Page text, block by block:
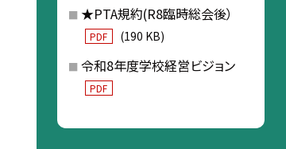
★PTA規約(R8臨時総会後）
PDF (190 KB)
令和8年度学校経営ビジョン
PDF